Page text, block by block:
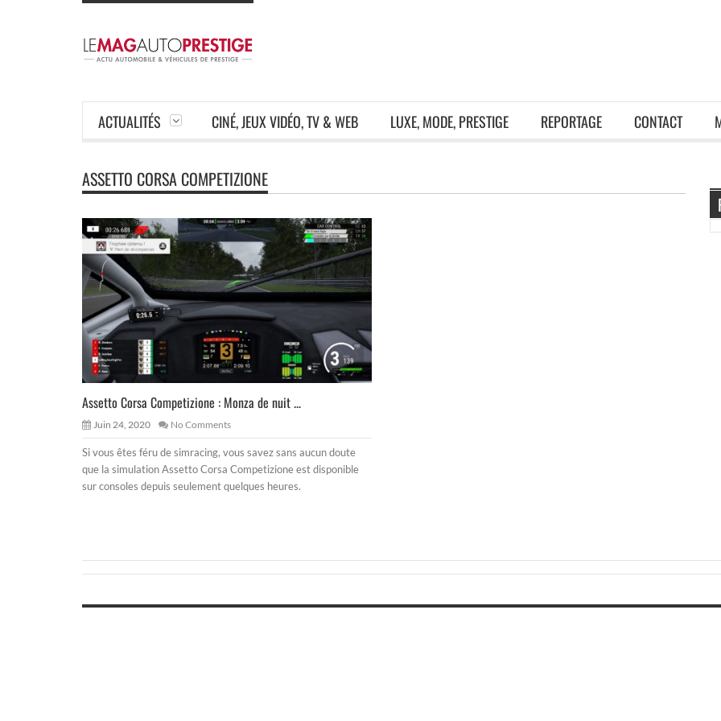
ACTUALITÉS CINÉ, JEUX VIDÉO, TV & WEB LUXE, MODE, PRESTIGE REPORTAGE CONTACT
ASSETTO CORSA COMPETIZIONE
Assetto Corsa Competizione : Monza de nuit ...
Juin 24, 2020 No Comments
Si vous êtes féru de simracing, vous savez sans aucun doute
que la simulation Assetto Corsa Competizione est disponible
sur consoles depuis seulement quelques heures.